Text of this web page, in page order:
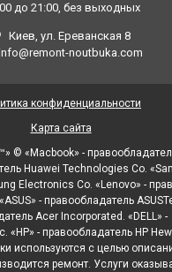
до 21:00, без выходных
Киев, ул. Ереванская 8
noutbuka.com
© «Macbook» -
Huawei Technologies Co.
Electronics Co. «Lenovo» -
- правообладатель
Acer Incorporated. «DELL» -
«HP» - правообладатель HP
используются с целью
ремонт. Услуги
конфиденциальности
Карта сайта